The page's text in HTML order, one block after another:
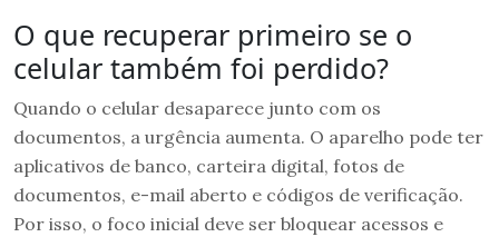
O que recuperar primeiro se o
celular também foi perdido?
Quando o celular desaparece junto com os
documentos, a urgência aumenta. O aparelho pode ter
aplicativos de banco, carteira digital, fotos de
documentos, e-mail aberto e códigos de verificação.
Por isso, o foco inicial deve ser bloquear acessos e